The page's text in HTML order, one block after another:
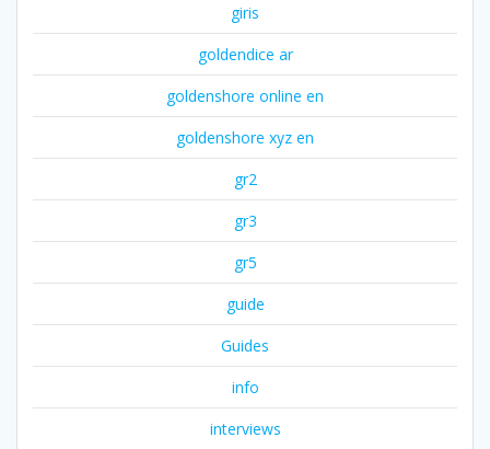
giris
goldendice ar
goldenshore online en
goldenshore xyz en
gr2
gr3
gr5
guide
Guides
info
interviews